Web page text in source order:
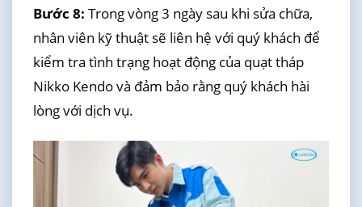
Bước 8: Trong vòng 3 ngày sau khi sửa chữa,
nhân viên kỹ thuật sẽ liên hệ với quý khách để
kiểm tra tình trạng hoạt động của quạt tháp
Nikko Kendo và đảm bảo rằng quý khách hài
lòng với dịch vụ.